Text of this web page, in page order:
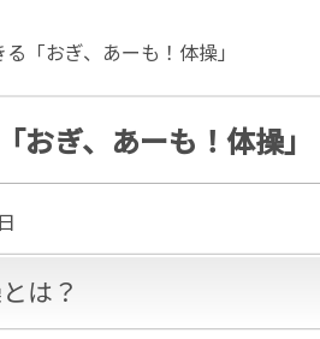
「おぎ、あーも！体操」
おぎ、あーも！体操」
は？